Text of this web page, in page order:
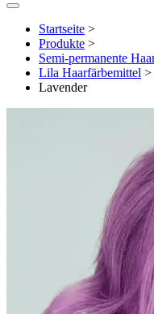
Open menu
Startseite >
Produkte >
Semi-permanente
Lila Haarfärbemittel >
Lavender